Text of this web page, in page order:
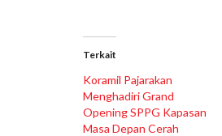
Terkait
Koramil Pajarakan
Menghadiri Grand
Opening SPPG Kapasan
Masa Depan Cerah